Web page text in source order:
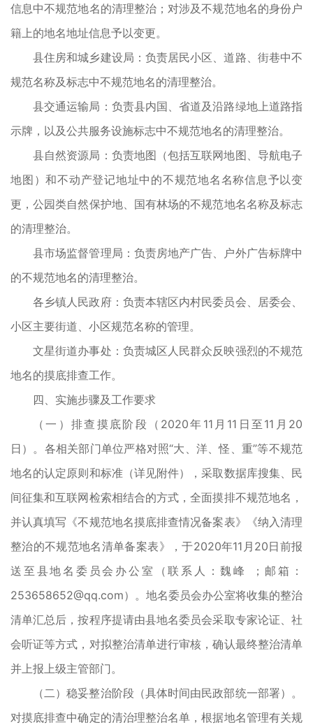
信息中不规范地名的清理整治；对涉及不规范地名的身份户
籍上的地名地址信息予以变更。
县住房和城乡建设局：负责居民小区、道路、街巷中不
规范名称及标志中不规范地名的清理整治。
县交通运输局：负责县内国、省道及沿路绿地上道路指
示牌，以及公共服务设施标志中不规范地名的清理整治。
县自然资源局：负责地图（包括互联网地图、导航电子
地图）和不动产登记地址中的不规范地名名称信息予以变
更，公园类自然保护地、国有林场的不规范地名名称及标志
的清理整治。
县市场监督管理局：负责房地产广告、户外广告标牌中
的不规范地名的清理整治。
各乡镇人民政府：负责本辖区内村民委员会、居委会、
小区主要街道、小区规范名称的管理。
文星街道办事处：负责城区人民群众反映强烈的不规范
地名的摸底排查工作。
四、实施步骤及工作要求
（一）排查摸底阶段（2020年11月11日至11月20
日）。各相关部门单位严格对照“大、洋、怪、重”等不规范
地名的认定原则和标准（详见附件），采取数据库搜集、民
间征集和互联网检索相结合的方式，全面摸排不规范地名，
并认真填写《不规范地名摸底排查情况备案表》《纳入清理
整治的不规范地名清单备案表》，于2020年11月20日前报
送至县地名委员会办公室（联系人：魏峰 ；邮箱：
253658652@qq.com）。地名委员会办公室将收集的整治
清单汇总后，按程序提请由县地名委员会采取专家论证、社
会听证等方式，对拟整治清单进行审核，确认最终整治清单
并上报上级主管部门。
（二）稳妥整治阶段（具体时间由民政部统一部署）。
对摸底排查中确定的清治理整治名单，根据地名管理有关规